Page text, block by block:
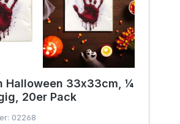
Halloween 33x33cm, ¼
20er Pack
02268